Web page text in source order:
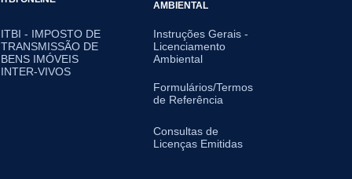
ITBI - IMPOSTO DE
TRANSMISSÃO DE
BENS IMÓVEIS
INTER-VIVOS
AMBIENTAL
Instruções Gerais -
Licenciamento
Ambiental
Formulários/Termos
de Referência
Consultas de
Licenças Emitidas